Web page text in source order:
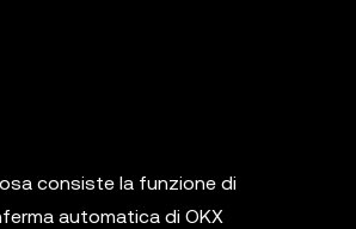
consiste la funzione di
automatica di OKX